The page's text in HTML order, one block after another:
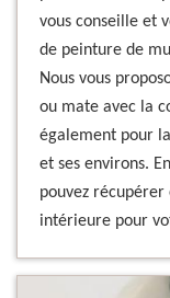
vous conseille et
de peinture de
Nous vous
ou mate avec la
également pour
et ses environs.
pouvez
intérieure pour